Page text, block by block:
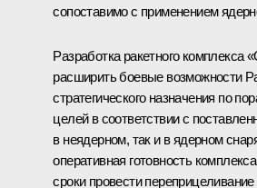
сопоставимо с применением
Разработка ракетного комплекса
расширить боевые возможности
стратегического назначения по
целей в соответствии с
в неядерном, так и в ядерном
оперативная готовность
сроки провести